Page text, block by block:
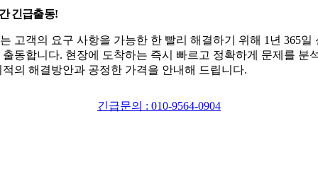
긴급출동!
고객의 요구 사항을 가능한 한 빨리 해결하기 위해 1년 365일
출동합니다. 현장에 도착하는 즉시 빠르고 정확하게 문제를 분
적의 해결방안과 공정한 가격을 안내해 드립니다.
긴급문의 : 010-9564-0904